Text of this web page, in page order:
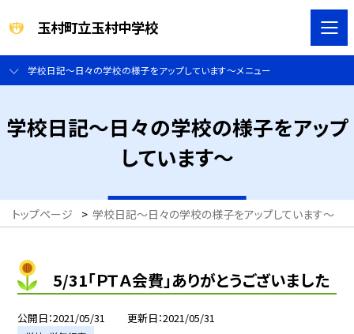
玉村町立玉村中学校
学校日記～日々の学校の様子をアップしています～メニュー
学校日記～日々の学校の様子をアップ
しています～
トップページ > 学校日記～日々の学校の様子をアップしています～
5/31「ＰＴＡ会費」ありがとうございました
公開日 2021/05/31 更新日 2021/05/31